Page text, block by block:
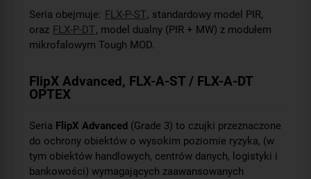
Seria obejmuje: FLX-P-ST, standardowy model PIR,
oraz FLX-P-DT, model dualny (PIR + MW) z modułem
mikrofalowym Tough MOD.
FlipX Advanced, FLX-A-ST / FLX-A-DT
OPTEX
Seria FlipX Advanced (Grade 3) to czujki przeznaczone
do ochrony obiektów o wysokim poziomie ryzyka, (w
tym obiektów handlowych, centrów danych, logistyki i
bankowości) wymagających zaawansowanych